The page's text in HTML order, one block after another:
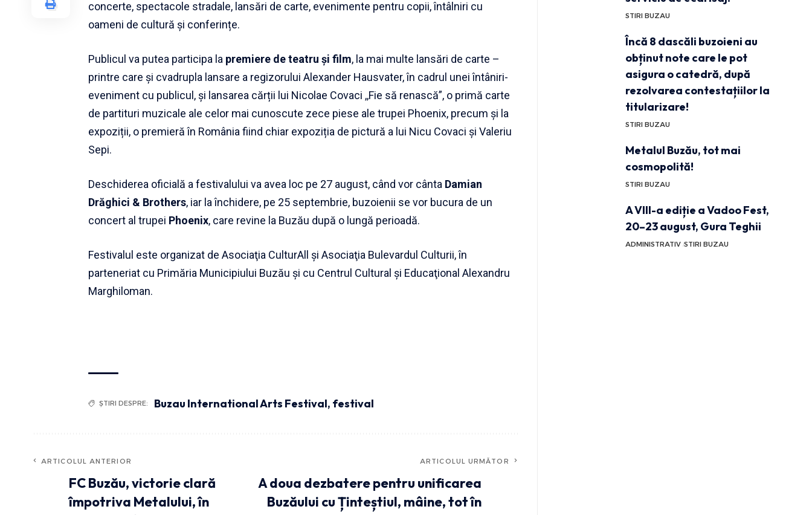
concerte, spectacole stradale, lansări de carte, evenimente pentru copii, întâlniri cu
oameni de cultură și conferințe.
Publicul va putea participa la premiere de teatru și film, la mai multe lansări de carte –
printre care și cvadrupla lansare a regizorului Alexander Hausvater, în cadrul unei întâniri-
eveniment cu publicul, și lansarea cărții lui Nicolae Covaci ,,Fie să renască”, o primă carte
de partituri muzicale ale celor mai cunoscute zece piese ale trupei Phoenix, precum și la
expoziții, o premieră în România fiind chiar expoziția de pictură a lui Nicu Covaci și Valeriu
Sepi.
Deschiderea oficială a festivalului va avea loc pe 27 august, când vor cânta Damian
Drăghici & Brothers, iar la închidere, pe 25 septembrie, buzoienii se vor bucura de un
concert al trupei Phoenix, care revine la Buzău după o lungă perioadă.
Festivalul este organizat de Asociaţia CulturAll şi Asociaţia Bulevardul Culturii, în
parteneriat cu Primăria Municipiului Buzău şi cu Centrul Cultural şi Educaţional Alexandru
Marghiloman.
ȘTIRI DESPRE: Buzau International Arts Festival, festival
ARTICOLUL ANTERIOR
FC Buzău, victorie clară
împotriva Metalului, în
ARTICOLUL URMĂTOR
A doua dezbatere pentru unificarea
Buzăului cu Ținteștiul, mâine, tot în
STIRI BUZAU
Încă 8 dascăli buzoieni au
obținut note care le pot
asigura o catedră, după
rezolvarea contestațiilor la
titularizare!
STIRI BUZAU
Metalul Buzău, tot mai
cosmopolită!
STIRI BUZAU
A VIII-a ediție a Vadoo Fest,
20–23 august, Gura Teghii
ADMINISTRATIV STIRI BUZAU